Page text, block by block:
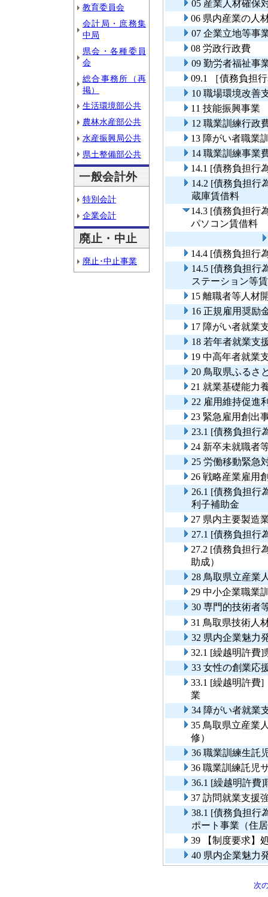
教育委員会
会計局・庶務集
中局
県会・各種委員
会
総合事務所（再
掲）
生活環境部公共
農林水産部公共
水産振興局公共
県土整備部公共
一般会計外
特別会計
企業会計
廃止・中止
廃止･中止事業
05 産業人材確保
06 県内産業の人
07 企業立地等事
08 労政行政費
09 勤労者福祉事
09.1 ［債務負担
10 職場環境改善
11 技能振興事業
12 職業訓練行政
13 障がい者職業
14 職業訓練事業
14.1 [債務負担行
14.2 [債務負担行
蔵庫賃借料
14.3 [債務負担行
パソコン賃借料
14.4 [債務負担行
14.5 [債務負担行
ステーション等
15 離職者等人材
16 正規雇用奨励
17 障がい者就業
18 若年者就業支
19 中高年者就業
20 鳥取県ふるさ
21 就業基礎能力
22 雇用維持促進
23 緊急雇用創出
23.1 [債務負担行
24 新卒未就職者
25 労働移動緊急
26 戦略産業雇用
26.1 [債務負担行
利子補助金
27 県内主要製造
27.1 [債務負担行
27.2 [債務負担行
助成）
28 鳥取県立産業
29 中小企業職業
30 専門的技術者
31 鳥取県技術人
32 県内企業魅力
32.1 [繰越明許費]
33 女性の創業応
33.1 [繰越明許費
業
34 障がい者就業
35 鳥取県立産業
修）
36 職業訓練生託
36 職業訓練託児
36.1 [繰越明許費
37 訪問就業支援
38.1 [債務負担行
ポート事業（住
39 【制度要求】
40 県内企業魅力
次